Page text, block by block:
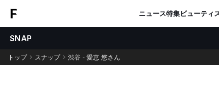
ニュース特集ビューティ
SNAP
トップ スナップ 渋谷 - 愛恵 悠さん